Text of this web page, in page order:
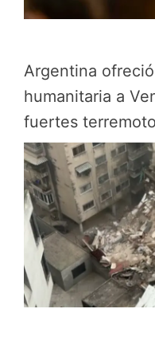
Argentina
humanitaria a
fuertes